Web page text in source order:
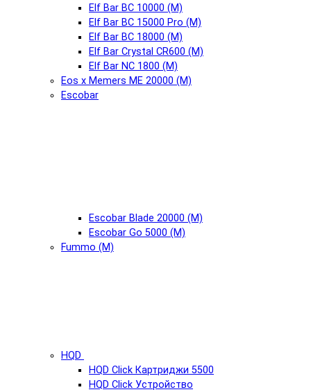
Elf Bar BC 10000 (М)
Elf Bar BC 15000 Pro (М)
Elf Bar BC 18000 (М)
Elf Bar Crystal CR600 (М)
Elf Bar NC 1800 (М)
Eos x Memers ME 20000 (М)
Escobar
Escobar Blade 20000 (М)
Escobar Go 5000 (М)
Fummo (М)
HQD
HQD Click Картриджи 5500
HQD Click Устройство